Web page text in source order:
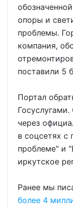
опоры и
проблемы.
компания,
поставили 5
Портал
через
в соцсетях
проблеме" и
иркутское
Ранее мы
более 4